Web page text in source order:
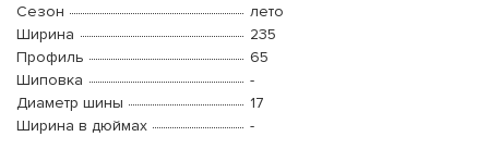
Сезон
лето
Ширина
235
Профиль
65
Шиповка
-
Диаметр шины
17
Ширина в дюймах
-